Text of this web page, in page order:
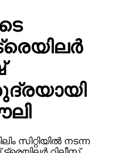
സിറ്റിയില്‍ നടന്ന